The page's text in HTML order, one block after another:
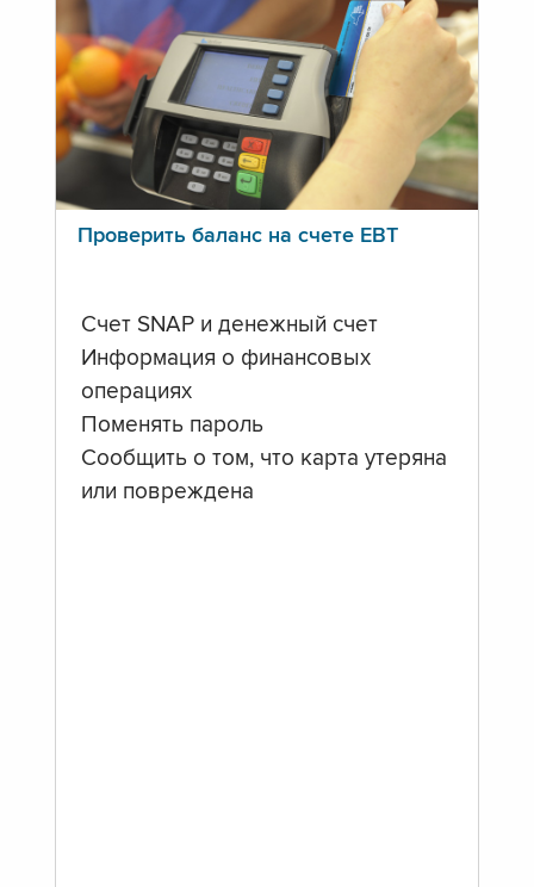
Проверить баланс на счете ЕВТ
Счет SNAP и денежный счет
Информация о финансовых
операциях
Поменять пароль
Сообщить о том, что карта утеряна
или повреждена